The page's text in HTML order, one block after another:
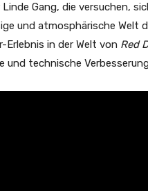
Gang, die versuchen,
und atmosphärische Welt
Erlebnis in der Welt von Red
und technische